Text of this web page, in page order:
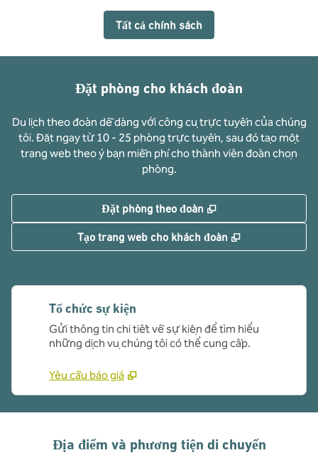
Tất cả chính sách
Đặt phòng cho khách đoàn
Du lịch theo đoàn dễ dàng với công cụ trực tuyến của chúng
tôi. Đặt ngay từ 10 - 25 phòng trực tuyến, sau đó tạo một
trang web theo ý bạn miễn phí cho thành viên đoàn chọn
phòng.
Đặt phòng theo đoàn ,
Tạo trang web cho khách đoàn ,
Tổ chức sự kiện
Gửi thông tin chi tiết về sự kiện để tìm hiểu
những dịch vụ chúng tôi có thể cung cấp.
Yêu cầu báo giá
Địa điểm và phương tiện di chuyển